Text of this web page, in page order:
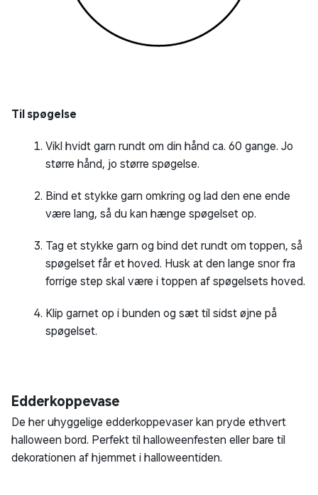
Til spøgelse
Vikl hvidt garn rundt om din hånd ca. 60 gange. Jo
større hånd, jo større spøgelse.
Bind et stykke garn omkring og lad den ene ende
være lang, så du kan hænge spøgelset op.
Tag et stykke garn og bind det rundt om toppen, så
spøgelset får et hoved. Husk at den lange snor fra
forrige step skal være i toppen af spøgelsets hoved.
Klip garnet op i bunden og sæt til sidst øjne på
spøgelset.
Edderkoppevase
De her uhyggelige edderkoppevaser kan pryde ethvert
halloween bord. Perfekt til halloweenfesten eller bare til
dekorationen af hjemmet i halloweentiden.